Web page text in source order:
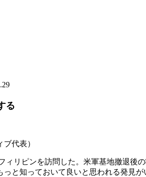
る
ブ代表）
ィリピンを訪問した。米軍基地撤退後
と知っておいて良いと思われる発見が